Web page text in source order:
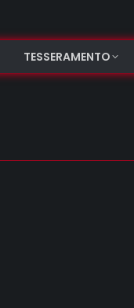
TESSERAMENTO